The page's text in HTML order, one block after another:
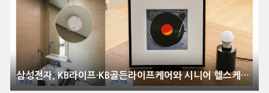
삼성전자, KB라이프·KB골든라이프케어와 시니어 헬스케어 혁신 선도